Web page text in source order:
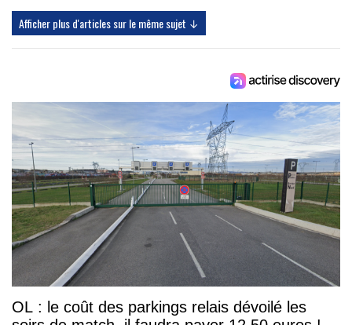
Afficher plus d'articles sur le même sujet ↓
OL : le coût des parkings relais dévoilé les